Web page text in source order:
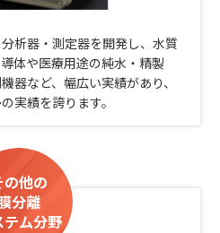
析器・測定器を開発し、水質
体や医療用途の純水・精製
器など、幅広い実績があり、
実績を誇ります。
の他の
分離
テム分野